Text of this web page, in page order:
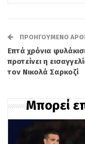
το Ταμείο
προς όφελος
οποίος
Ευρωπαϊκής
Βουλγαρία.
ΠΡΟΗΓΟΎΜΕΝΟ
Επτά χρόνια
προτείνει η
τον Νικολά Σαρκοζί
Μπορεί